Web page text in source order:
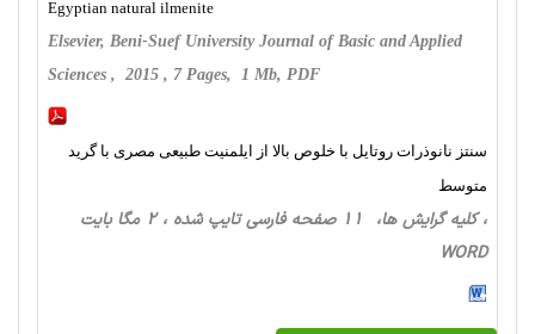
Egyptian natural ilmenite
Elsevier, Beni-Suef University Journal of Basic and Applied
Sciences , 2015 , 7 Pages, 1 Mb, PDF
سنتز نانوذرات روتایل با خلوص بالا از ایلمنیت طبیعی مصری با گرید
متوسط
، کلیه گرایش ها، 11 صفحه فارسی تایپ شده ، 2 مگا بایت
WORD